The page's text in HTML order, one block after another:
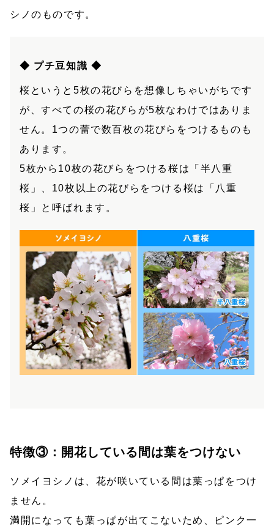
シノのものです。
◆ プチ豆知識 ◆
桜というと5枚の花びらを想像しちゃいがちです
が、すべての桜の花びらが5枚なわけではありま
せん。1つの蕾で数百枚の花びらをつけるものも
あります。
5枚から10枚の花びらをつける桜は「半八重
桜」、10枚以上の花びらをつける桜は「八重
桜」と呼ばれます。
特徴③：開花している間は葉をつけない
ソメイヨシノは、花が咲いている間は葉っぱをつけ
ません。
満開になっても葉っぱが出てこないため、ピンク一